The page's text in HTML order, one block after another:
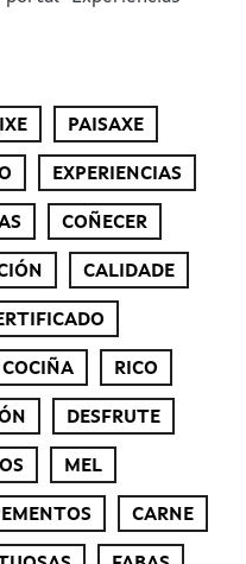
PAISAXE
EXPERIENCIAS
COÑECER
CALIDADE
COCIÑA RICO
DESFRUTE
MEL
CARNE